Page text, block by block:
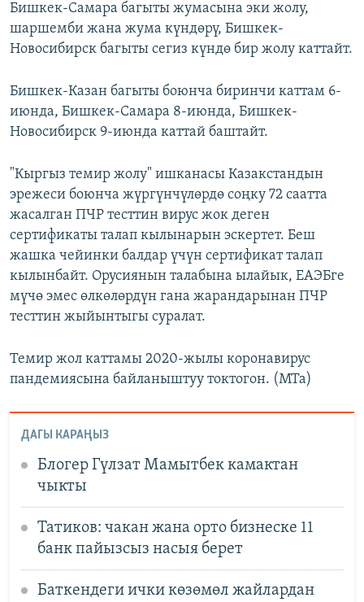
Бишкек-Самара багыты жумасына эки жолу,
шаршемби жана жума күндөрү, Бишкек-
Новосибирск багыты сегиз күндө бир жолу каттайт.
Бишкек-Казан багыты боюнча биринчи каттам 6-
июнда, Бишкек-Самара 8-июнда, Бишкек-
Новосибирск 9-июнда каттай баштайт.
"Кыргыз темир жолу" ишканасы Казакстандын
эрежеси боюнча жүргүнчүлөрдө соңку 72 саатта
жасалган ПЧР тесттин вирус жок деген
сертификаты талап кылынарын эскертет. Беш
жашка чейинки балдар үчүн сертификат талап
кылынбайт. Орусиянын талабына ылайык, ЕАЭБге
мүчө эмес өлкөлөрдүн гана жарандарынан ПЧР
тесттин жыйынтыгы суралат.
Темир жол каттамы 2020-жылы коронавирус
пандемиясына байланыштуу токтогон. (МТа)
ДАГЫ КАРАҢЫЗ
Блогер Гүлзат Мамытбек камактан
чыкты
Татиков: чакан жана орто бизнеске 11
банк пайызсыз насыя берет
Баткендеги ички көзөмөл жайлардан